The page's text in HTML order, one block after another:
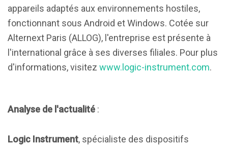
appareils adaptés aux environnements hostiles,
fonctionnant sous Android et Windows. Cotée sur
Alternext Paris (ALLOG), l'entreprise est présente à
l'international grâce à ses diverses filiales. Pour plus
d'informations, visitez www.logic-instrument.com.
Analyse de l'actualité :
Logic Instrument, spécialiste des dispositifs